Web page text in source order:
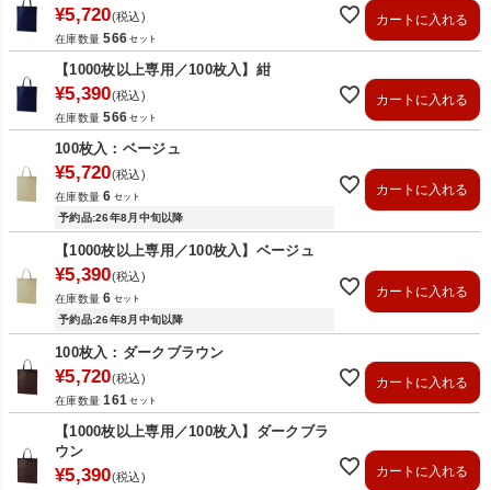
¥5,720 税込
在庫数量 566
カートに入れる
【1000枚以上専用／100枚入】紺
¥5,390 税込
在庫数量 566
カートに入れる
100枚入：ベージュ
¥5,720 税込
在庫数量 6
予約品:26年8月中旬以降
カートに入れる
【1000枚以上専用／100枚入】ベージュ
¥5,390 税込
在庫数量 6
予約品:26年8月中旬以降
カートに入れる
100枚入：ダークブラウン
¥5,720 税込
在庫数量 161
カートに入れる
【1000枚以上専用／100枚入】ダークブラ
ウン
¥5,390 税込 カートに入れる